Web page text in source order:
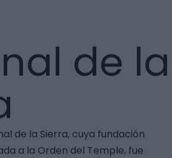
de la
de la Sierra, cuya fundación
a la Orden del Temple, fue